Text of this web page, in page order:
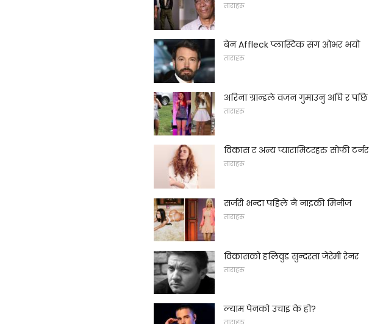
ताराहरु
बेन Affleck प्लास्टिक संग ओभर भयो
ताराहरु
अरिना ग्रान्डले वजन गुमाउनु अघि र पछि
ताराहरु
विकास र अन्य प्यारामिटरहरु सोफी टर्नर
ताराहरु
सर्जरी भन्दा पहिले नै नाइकी मिनीज
ताराहरु
विकासको हलिवुड सुन्दरता जेरेमी रेनर
ताराहरु
ल्याम पेनको उचाइ के हो?